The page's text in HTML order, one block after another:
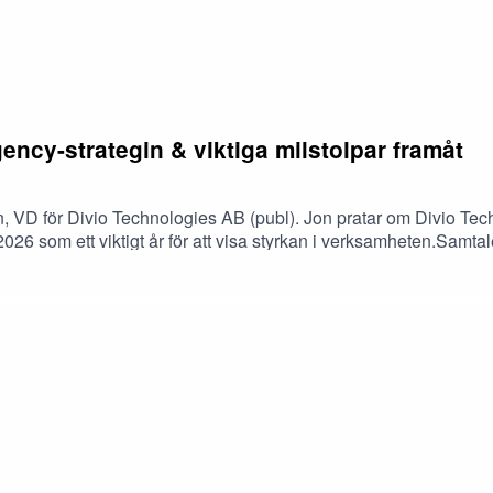
strategin & viktiga milstolpar framåt
VD för Divio Technologies AB (publ). Jon pratar om Divio
som ett viktigt år för att visa styrkan i
arbetet mot ett positivt kassaflöde och hur det nya
diskuterar vilka milstolpar Divio Technologies vill uppnå de
Salar, Partner på Impala Nordic. Notera att det uppstod
sägs i podden är en köp- eller säljrekommendation.
äger aktier i bolaget.